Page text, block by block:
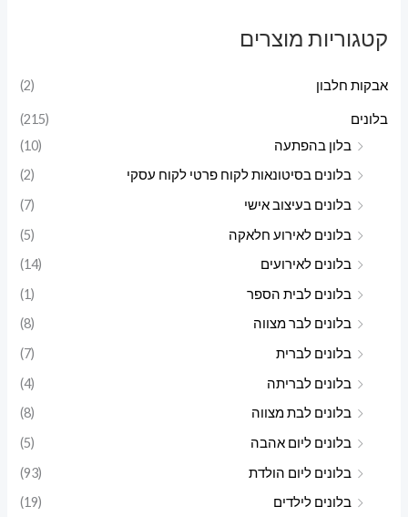
י
מ
ל
י
י
מ
ל
י
קטגוריות מוצרים
אבקות חלבון (2)
בלונים
(215)
בלון בהפתעה
(10)
בלונים בסיטונאות לקוח פרטי לקוח עסקי
(2)
בלונים בעיצוב אישי
(7)
בלונים לאירוע חלאקה
(5)
בלונים לאירועים
(14)
בלונים לבית הספר
(1)
בלונים לבר מצווה
(8)
בלונים לברית
(7)
בלונים לבריתה
(4)
בלונים לבת מצווה
(8)
בלונים ליום אהבה
(5)
בלונים ליום הולדת
(93)
בלונים לילדים
(19)